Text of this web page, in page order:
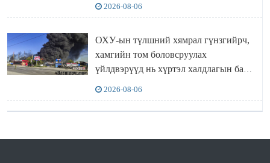
2026-08-06
ОХУ-ын түлшний хямрал гүнзгийрч,
хамгийн том боловсруулах
үйлдвэрүүд нь хүртэл халдлагын бай
2026-08-06